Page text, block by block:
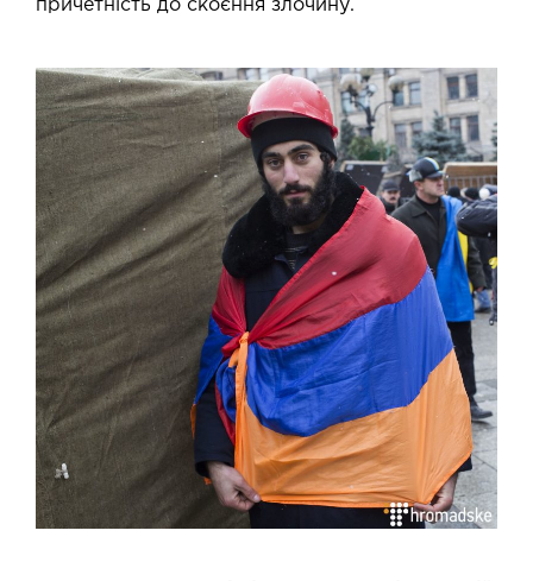
причетність до скоєння злочину.